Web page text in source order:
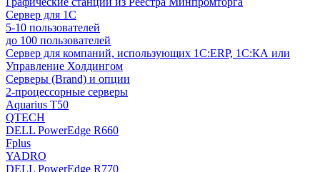
Сервер для 1С
5-10 пользователей
до 100 пользователей
Сервер для компаний, использующих 1C:ERP, 1С:КА или
Управление Холдингом
Серверы (Brand) и опции
2-процессорные серверы
Aquarius T50
QTECH
DELL PowerEdge R660
Fplus
YADRO
DELL PowerEdge R770